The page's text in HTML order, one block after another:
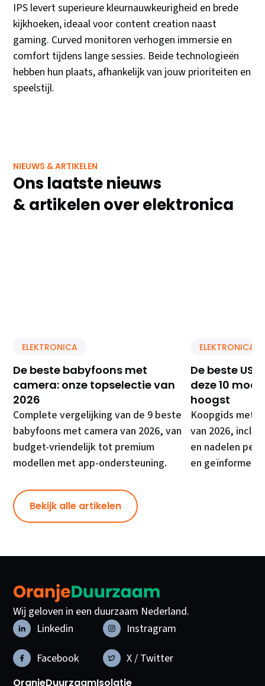
IPS levert superieure kleurnauwkeurigheid en brede
kijkhoeken, ideaal voor content creation naast
gaming. Curved monitoren verhogen immersie en
comfort tijdens lange sessies. Beide technologieën
hebben hun plaats, afhankelijk van jouw prioriteiten en
speelstijl.
NIEUWS & ARTIKELEN
Ons laatste nieuws
& artikelen over elektronica
ELEKTRONICA
De beste babyfoons met
camera: onze topselectie van
2026
Complete vergelijking van de 9 beste
babyfoons met camera van 2026, van
budget-vriendelijk tot premium
modellen met app-ondersteuning.
ELEKTRONICA
De beste
deze 10
hoogst
Koopgids met
van 2026,
en nadelen per
en
Bekijk alle artikelen
Wij geloven in een duurzaam Nederland.
Linkedin
Instragram
Facebook
X / Twitter
OranjeDuurzaamIsolatie